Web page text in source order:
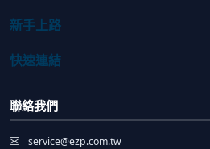
新手上路
快速連結
聯絡我們
service@ezp.com.tw